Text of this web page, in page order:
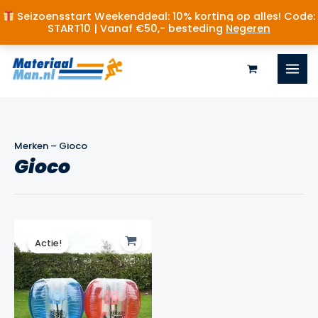
Seizoensstart Weekenddeal: 10% korting op alles! Code:
START10 | Vanaf €50,- besteding Negeren
Ga
naar
de
inhoud
Merken – Gioco
Gioco
Actie!